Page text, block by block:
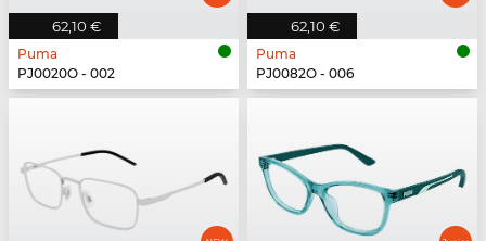
62,10 €
Puma
PJ0020O - 002
62,10 €
Puma
PJ0082O - 006